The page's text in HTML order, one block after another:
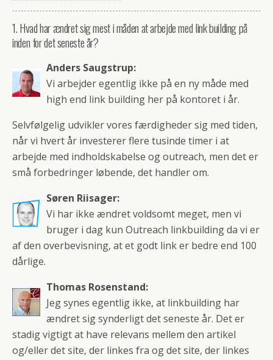
1. Hvad har ændret sig mest i måden at arbejde med link building på
inden for det seneste år?
Anders Saugstrup:
Vi arbejder egentlig ikke på en ny måde med
high end link building her på kontoret i år.
Selvfølgelig udvikler vores færdigheder sig med tiden,
når vi hvert år investerer flere tusinde timer i at
arbejde med indholdskabelse og outreach, men det er
små forbedringer løbende, det handler om.
Søren Riisager:
Vi har ikke ændret voldsomt meget, men vi
bruger i dag kun Outreach linkbuilding da vi er
af den overbevisning, at et godt link er bedre end 100
dårlige.
Thomas Rosenstand:
Jeg synes egentlig ikke, at linkbuilding har
ændret sig synderligt det seneste år. Det er
stadig vigtigt at have relevans mellem den artikel
og/eller det site, der linkes fra og det site, der linkes